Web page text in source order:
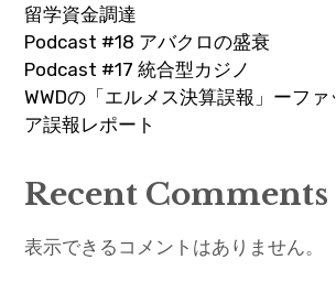
留学資金調達
Podcast #18 アバクロの盛衰
Podcast #17 統合型カジノ
WWDの「エルメス決算誤報」ーファ
ア誤報レポート
Recent Comments
表示できるコメントはありません。